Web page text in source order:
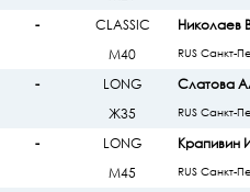
-
CLASSIC
М40
Николаев
RUS Санкт-
-
LONG
Ж35
Слатова
RUS Санкт-
-
LONG
М45
Крапивин
RUS Санкт-